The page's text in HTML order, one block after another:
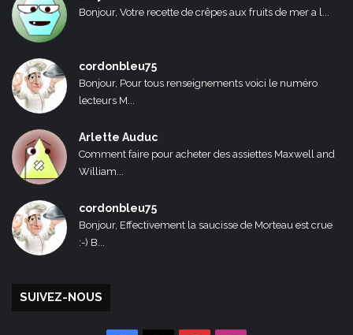
Bonjour, Votre recette de crêpes aux fruits de mer a l...
cordonbleu75
Bonjour, Pour tous renseignements voici le numéro
lecteurs M...
Arlette Auduc
Comment faire pour acheter des assiettes Maxwell and
William...
cordonbleu75
Bonjour, Effectivement la saucisse de Morteau est crue
:-) B...
SUIVEZ-NOUS